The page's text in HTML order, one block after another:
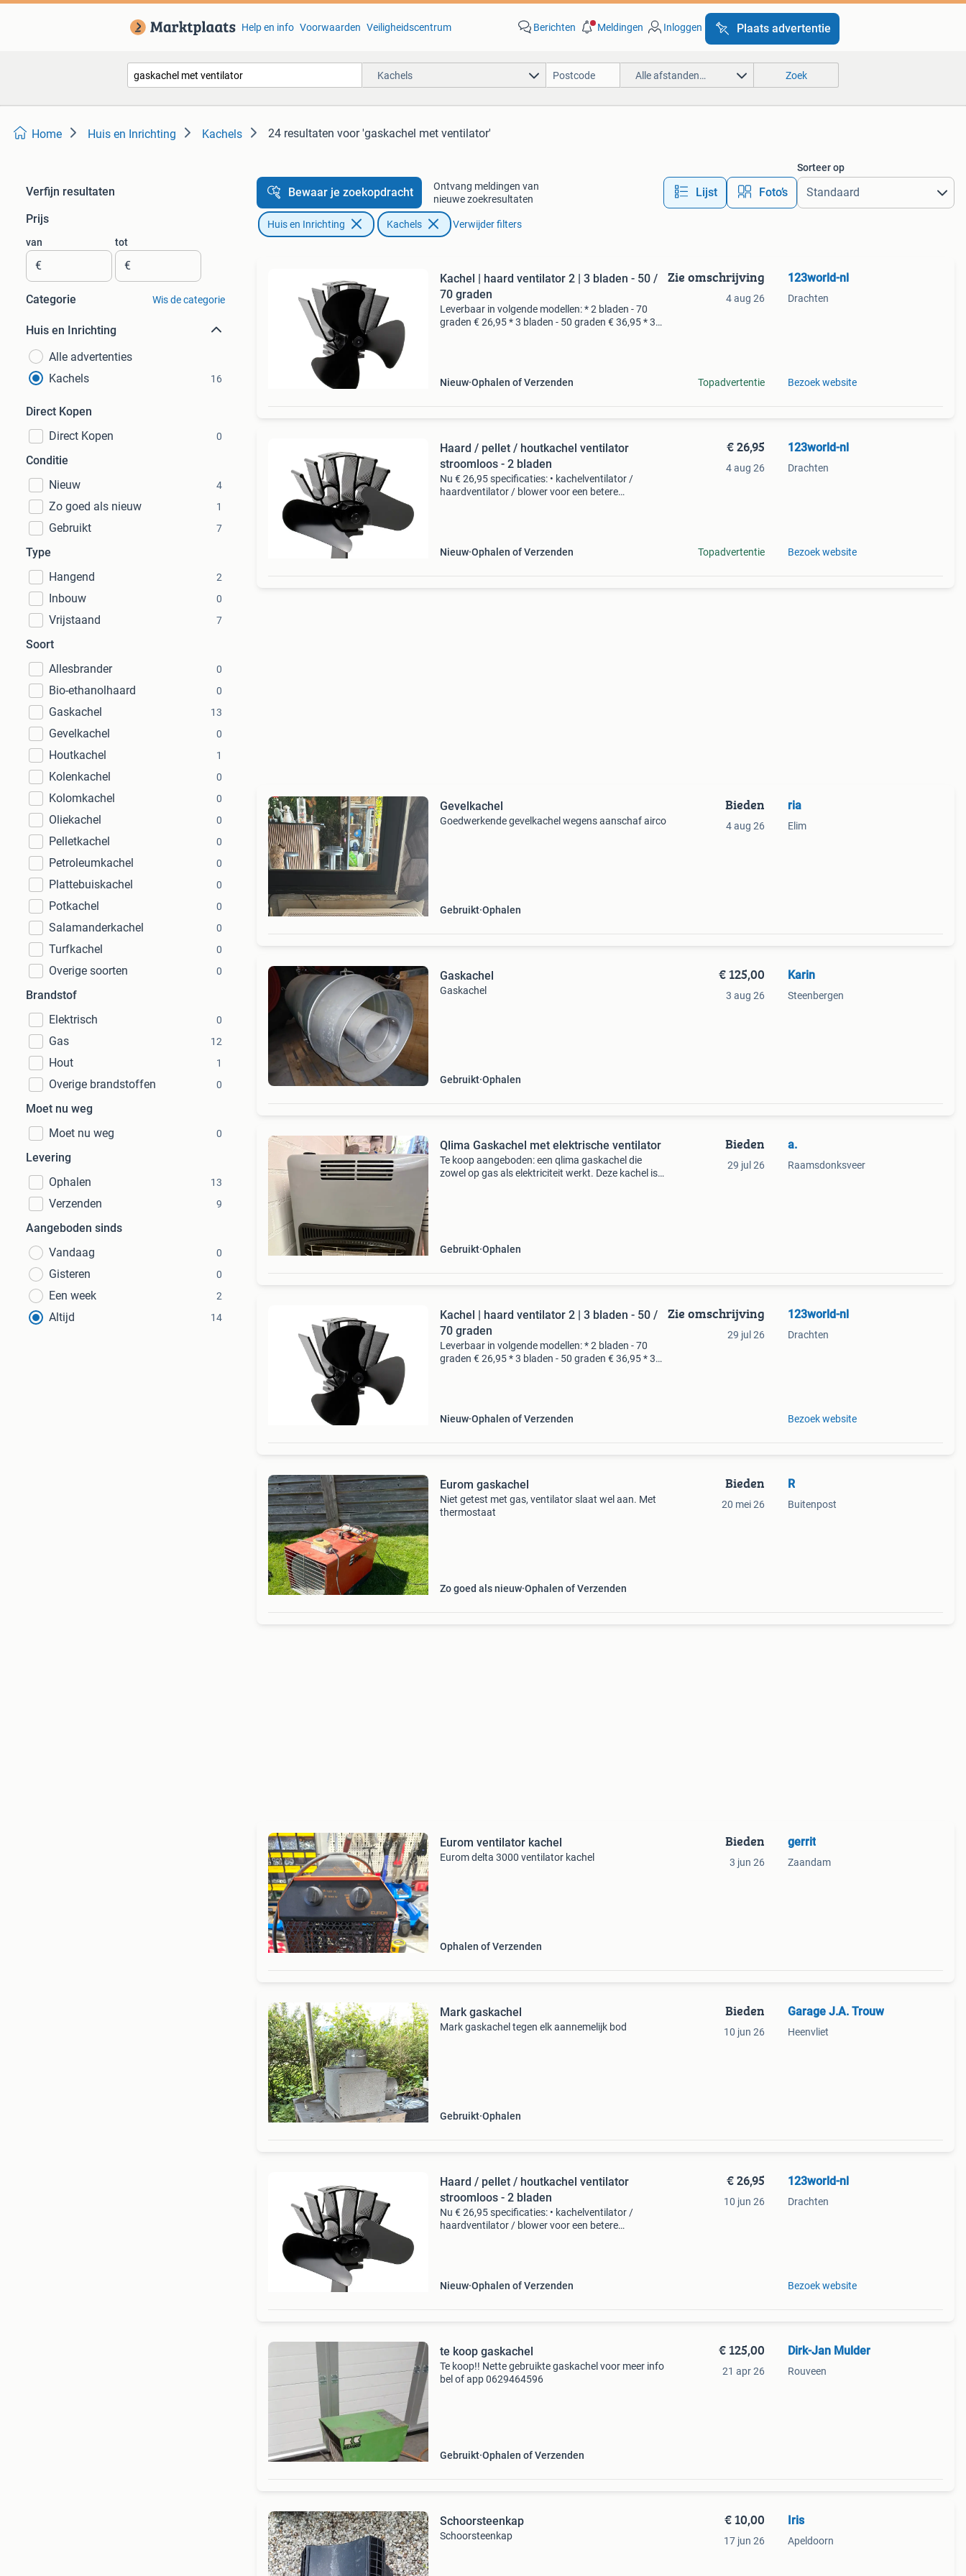
Help en info Voorwaarden Veiligheidscentrum Berichten Meldingen Inloggen Plaats advertentie
Kachels Alle afstanden… Zoek
Home Huis en Inrichting Kachels 24 resultaten voor 'gaskachel met ventilator'
Verfijn resultaten
Prijs
van
€
tot
€
Categorie Wis de categorie
Huis en Inrichting
Alle advertenties
Kachels
16
Direct Kopen
Direct Kopen
0
Conditie
Nieuw
4
Zo goed als nieuw 1
Gebruikt 7
Type
Hangend
2
Inbouw 0
Vrijstaand 7
Soort
Allesbrander
0
Bio-ethanolhaard 0
Gaskachel 13
Gevelkachel 0
Houtkachel 1
Kolenkachel 0
Kolomkachel 0
Oliekachel 0
Pelletkachel 0
Petroleumkachel 0
Plattebuiskachel 0
Potkachel 0
Salamanderkachel 0
Turfkachel 0
Overige soorten 0
Brandstof
Elektrisch
0
Gas 12
Hout 1
Overige brandstoffen 0
Moet nu weg
Moet nu weg
0
Levering
Ophalen
13
Verzenden 9
Aangeboden sinds
Vandaag
0
Gisteren 0
Een week 2
Altijd 14
Bewaar je zoekopdracht
Ontvang meldingen van
nieuwe zoekresultaten
Lijst Foto’s
Sorteer op
Huis en Inrichting Kachels Verwijder filters
Kachel | haard ventilator 2 | 3 bladen - 50 /
70 graden
Leverbaar in volgende modellen: * 2 bladen - 70
graden € 26,95 * 3 bladen - 50 graden € 36,95 * 3
Nieuw Ophalen of Verzenden
Zie omschrijving
4 aug 26
Topadvertentie
123world-nl
Drachten
Bezoek website
Haard / pellet / houtkachel ventilator
stroomloos - 2 bladen
Nu € 26,95 specificaties: • kachelventilator /
haardventilator / blower voor een betere
Nieuw Ophalen of Verzenden
€ 26,95
4 aug 26
Topadvertentie
123world-nl
Drachten
Bezoek website
Gevelkachel
Goedwerkende gevelkachel wegens aanschaf airco
Gebruikt Ophalen
Bieden
4 aug 26
ria
Elim
Gaskachel
Gaskachel
Gebruikt Ophalen
€ 125,00
3 aug 26
Karin
Steenbergen
Qlima Gaskachel met elektrische ventilator
Te koop aangeboden: een qlima gaskachel die
zowel op gas als elektriciteit werkt. Deze kachel is
Gebruikt Ophalen
Bieden
29 jul 26
a.
Raamsdonksveer
Kachel | haard ventilator 2 | 3 bladen - 50 /
70 graden
Leverbaar in volgende modellen: * 2 bladen - 70
graden € 26,95 * 3 bladen - 50 graden € 36,95 * 3
Nieuw Ophalen of Verzenden
Zie omschrijving
29 jul 26
123world-nl
Drachten
Bezoek website
Eurom gaskachel
Niet getest met gas, ventilator slaat wel aan. Met
thermostaat
Zo goed als nieuw Ophalen of Verzenden
Bieden
20 mei 26
R
Buitenpost
Eurom ventilator kachel
Eurom delta 3000 ventilator kachel
Ophalen of Verzenden
Bieden
3 jun 26
gerrit
Zaandam
Mark gaskachel
Mark gaskachel tegen elk aannemelijk bod
Gebruikt Ophalen
Bieden
10 jun 26
Garage J.A. Trouw
Heenvliet
Haard / pellet / houtkachel ventilator
stroomloos - 2 bladen
Nu € 26,95 specificaties: • kachelventilator /
haardventilator / blower voor een betere
Nieuw Ophalen of Verzenden
€ 26,95
10 jun 26
123world-nl
Drachten
Bezoek website
te koop gaskachel
Te koop!! Nette gebruikte gaskachel voor meer info
bel of app 0629464596
Gebruikt Ophalen of Verzenden
€ 125,00
21 apr 26
Dirk-Jan Mulder
Rouveen
Schoorsteenkap
Schoorsteenkap
€ 10,00
17 jun 26
Iris
Apeldoorn